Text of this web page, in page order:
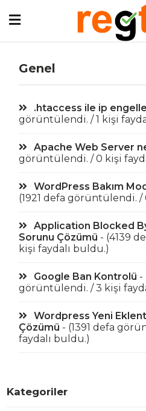
Genel
.htaccess ile ip
görüntülendi. / 1 kişi
Apache Web Server
görüntülendi. / 0 kişi
WordPress Bakım
(1921 defa görüntülendi.
Application Blocked
Sorunu Çözümü - (4139
kişi faydalı buldu.)
Google Ban Kontrolü -
görüntülendi. / 3 kişi
Wordpress Yeni
Çözümü - (1391 defa
faydalı buldu.)
Kategoriler